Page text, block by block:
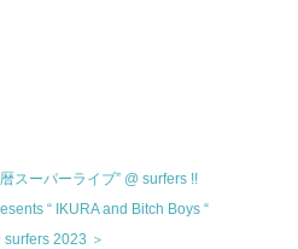
スーパーライブ” @ surfers !!
“ IKURA and Bitch Boys “
surfers 2023 ＞